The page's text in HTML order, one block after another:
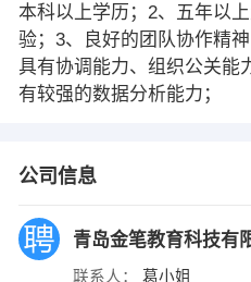
本科以上学历；2、五年以
验；3、良好的团队协作精
具有协调能力、组织公关能
有较强的数据分析能力；
公司信息
青岛金笔教育科技有
联系人： 葛小姐